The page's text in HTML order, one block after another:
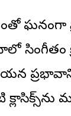
ఘనంగా
ప్రభావాన్ని